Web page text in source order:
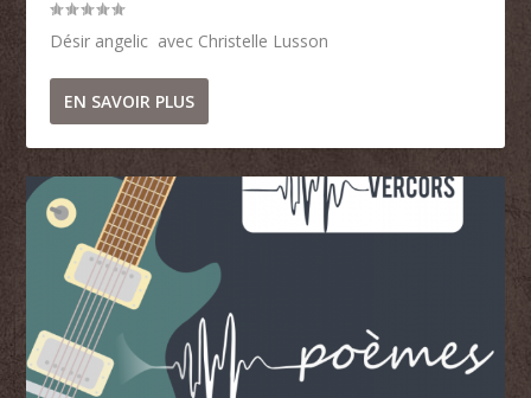
Désir angelic avec Christelle Lusson
EN SAVOIR PLUS